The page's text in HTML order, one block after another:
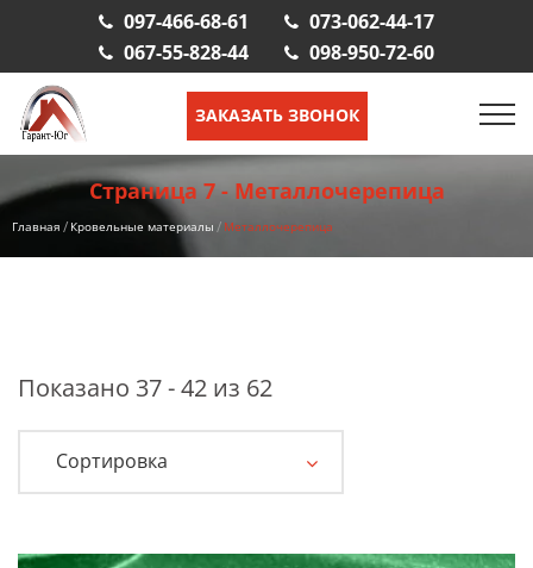
097-466-68-61
073-062-44-17
067-55-828-44
098-950-72-60
ЗАКАЗАТЬ ЗВОНОК
Страница 7 - Металлочерепица
Главная Кровельные материалы Металлочерепица
Показано 37 - 42 из 62